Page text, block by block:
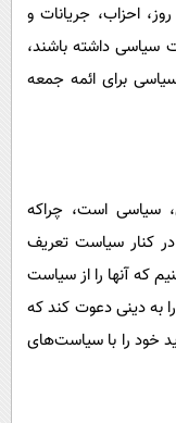
احزاب، جریانات و‌
سیاسی داشته باشند،
برای ائمه جمعه
سیاسی است، چراکه
کنار سیاست تعریف
که آنها را از سیاست
به دینی دعوت کند که
خود را با سیاست‌های